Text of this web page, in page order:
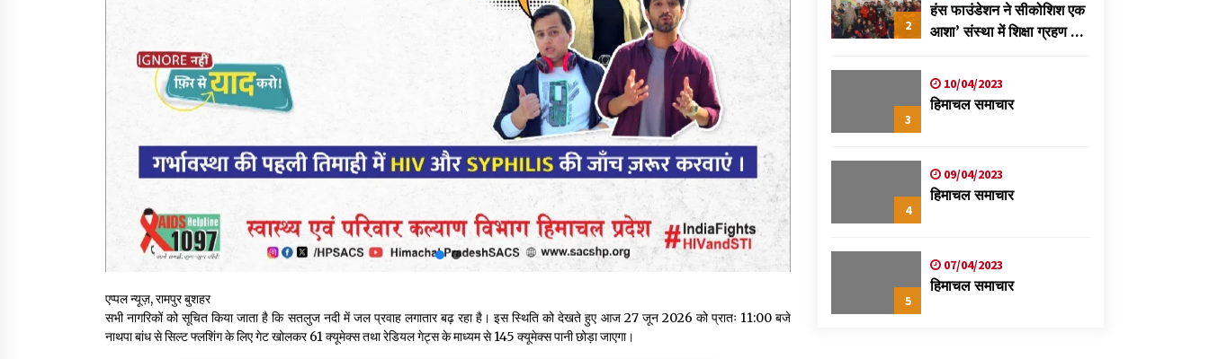
एप्पल न्यूज़, रामपुर बुशहर
सभी नागरिकों को सूचित किया जाता है कि सतलुज नदी में जल प्रवाह लगातार बढ़ रहा है। इस स्थिति को देखते हुए आज 27 जून 2026 को प्रातः 11:00 बजे
नाथपा बांध से सिल्ट फ्लशिंग के लिए गेट खोलकर 61 क्यूमेक्स तथा रेडियल गेट्स के माध्यम से 145 क्यूमेक्स पानी छोड़ा जाएगा।
2
हंस फाउंडेशन ने सीकोशिश एक
आशा’ संस्था में शिक्षा ग्रहण कर
स्वास्थ्य शिविर
3
10/04/2023
हिमाचल समाचार
4
09/04/2023
हिमाचल समाचार
5
07/04/2023
हिमाचल समाचार